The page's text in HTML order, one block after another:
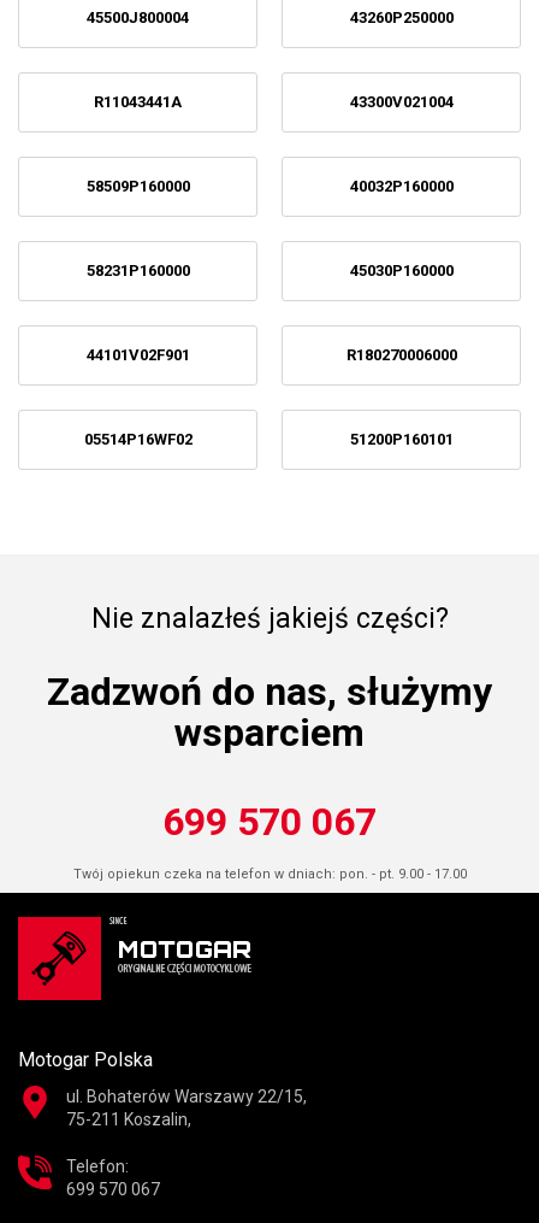
45500J800004 43260P250000
R11043441A 43300V021004
58509P160000 40032P160000
58231P160000 45030P160000
44101V02F901 R180270006000
05514P16WF02 51200P160101
Nie znalazłeś jakiejś części?
Zadzwoń do nas, służymy
wsparciem
699 570 067
Twój opiekun czeka na telefon w dniach: pon. - pt. 9.00 - 17.00
Motogar Polska
ul. Bohaterów Warszawy 22/15,
75-211 Koszalin,
Telefon:
699 570 067